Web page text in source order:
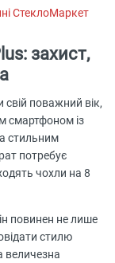
СтеклоМаркет
захист,
свій поважний вік,
смартфоном із
стильним
потребує
чохли на 8
повинен не лише
стилю
величезна